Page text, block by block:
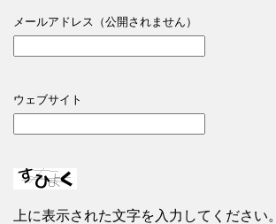
メールアドレス（公開されません）
ウェブサイト
上に表示された文字を入力してください。